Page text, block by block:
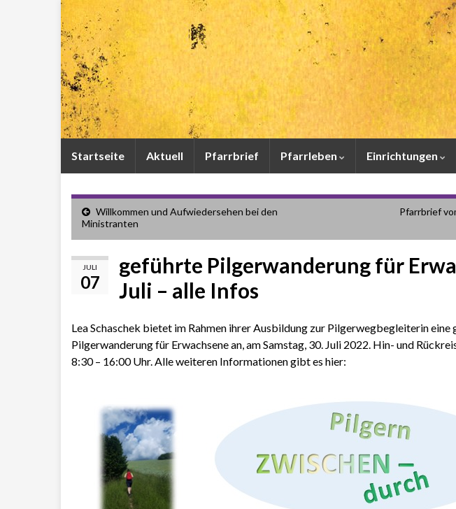
Startseite Aktuell Pfarrbrief Pfarrleben Einrichtungen
Willkommen und Aufwiedersehen bei den
Ministranten
Pfarrbrief
JULI
07
geführte Pilgerwanderung für
Juli – alle Infos
Lea Schaschek bietet im Rahmen ihrer Ausbildung zur Pilgerwegbegleiterin eine
Pilgerwanderung für Erwachsene an, am Samstag, 30. Juli 2022. Hin- und
8:30 – 16:00 Uhr. Alle weiteren Informationen gibt es hier: